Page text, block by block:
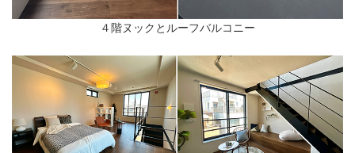
４階ヌックとルーフバルコニー